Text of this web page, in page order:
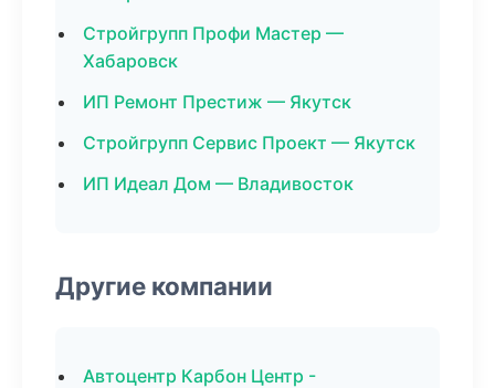
Стройгрупп Профи Мастер —
Хабаровск
ИП Ремонт Престиж — Якутск
Стройгрупп Сервис Проект — Якутск
ИП Идеал Дом — Владивосток
Другие компании
Автоцентр Карбон Центр -